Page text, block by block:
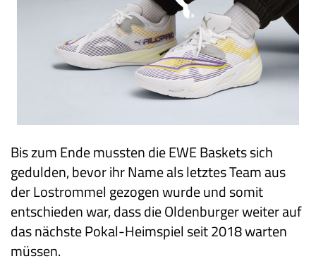
Bis zum Ende mussten die EWE Baskets sich
gedulden, bevor ihr Name als letztes Team aus
der Lostrommel gezogen wurde und somit
entschieden war, dass die Oldenburger weiter auf
das nächste Pokal-Heimspiel seit 2018 warten
müssen.